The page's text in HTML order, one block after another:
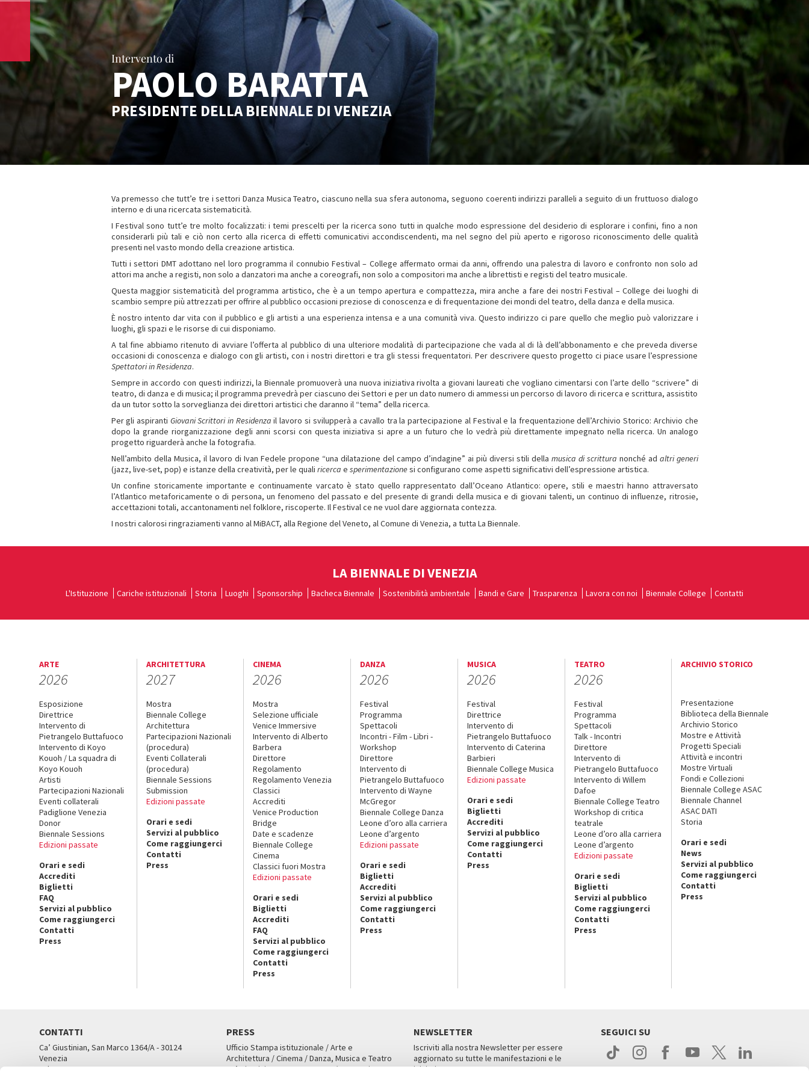
Intervento di
PAOLO BARATTA
PRESIDENTE DELLA BIENNALE DI VENEZIA
Va premesso che tutt’e tre i settori Danza Musica Teatro, ciascuno nella sua sfera autonoma, seguono coerenti indirizzi paralleli a seguito di un fruttuoso dialogo
interno e di una ricercata sistematicità.
I Festival sono tutt’e tre molto focalizzati: i temi prescelti per la ricerca sono tutti in qualche modo espressione del desiderio di esplorare i confini, fino a non
considerarli più tali e ciò non certo alla ricerca di effetti comunicativi accondiscendenti, ma nel segno del più aperto e rigoroso riconoscimento delle qualità
presenti nel vasto mondo della creazione artistica.
Tutti i settori DMT adottano nel loro programma il connubio Festival – College affermato ormai da anni, offrendo una palestra di lavoro e confronto non solo ad
attori ma anche a registi, non solo a danzatori ma anche a coreografi, non solo a compositori ma anche a librettisti e registi del teatro musicale.
Questa maggior sistematicità del programma artistico, che è a un tempo apertura e compattezza, mira anche a fare dei nostri Festival – College dei luoghi di
scambio sempre più attrezzati per offrire al pubblico occasioni preziose di conoscenza e di frequentazione dei mondi del teatro, della danza e della musica.
È nostro intento dar vita con il pubblico e gli artisti a una esperienza intensa e a una comunità viva. Questo indirizzo ci pare quello che meglio può valorizzare i
luoghi, gli spazi e le risorse di cui disponiamo.
A tal fine abbiamo ritenuto di avviare l’offerta al pubblico di una ulteriore modalità di partecipazione che vada al di là dell’abbonamento e che preveda diverse
occasioni di conoscenza e dialogo con gli artisti, con i nostri direttori e tra gli stessi frequentatori. Per descrivere questo progetto ci piace usare l’espressione
Spettatori in Residenza.
Sempre in accordo con questi indirizzi, la Biennale promuoverà una nuova iniziativa rivolta a giovani laureati che vogliano cimentarsi con l’arte dello “scrivere” di
teatro, di danza e di musica; il programma prevedrà per ciascuno dei Settori e per un dato numero di ammessi un percorso di lavoro di ricerca e scrittura, assistito
da un tutor sotto la sorveglianza dei direttori artistici che daranno il “tema” della ricerca.
Per gli aspiranti Giovani Scrittori in Residenza il lavoro si svilupperà a cavallo tra la partecipazione al Festival e la frequentazione dell’Archivio Storico: Archivio che
dopo la grande riorganizzazione degli anni scorsi con questa iniziativa si apre a un futuro che lo vedrà più direttamente impegnato nella ricerca. Un analogo
progetto riguarderà anche la fotografia.
Nell’ambito della Musica, il lavoro di Ivan Fedele propone “una dilatazione del campo d’indagine” ai più diversi stili della musica di scrittura nonché ad altri generi
(jazz, live-set, pop) e istanze della creatività, per le quali ricerca e sperimentazionesi configurano come aspetti significativi dell’espressione artistica.
Un confine storicamente importante e continuamente varcato è stato quello rappresentato dall’Oceano Atlantico: opere, stili e maestri hanno attraversato
l’Atlantico metaforicamente o di persona, un fenomeno del passato e del presente di grandi della musica e di giovani talenti, un continuo di influenze, ritrosie,
accettazioni totali, accantonamenti nel folklore, riscoperte. Il Festival ce ne vuol dare aggiornata contezza.
I nostri calorosi ringraziamenti vanno al MiBACT, alla Regione del Veneto, al Comune di Venezia, a tutta La Biennale.
LA BIENNALE DI VENEZIA
L'Istituzione Cariche istituzionali Storia Luoghi Sponsorship Bacheca Biennale Sostenibilità ambientale Bandi e Gare Trasparenza Lavora con noi Biennale College Contatti
ARTE
2026
Esposizione
Direttrice
Intervento di
Pietrangelo Buttafuoco
Intervento di Koyo
Kouoh / La squadra di
Koyo Kouoh
Artisti
Partecipazioni Nazionali
Eventi collaterali
Padiglione Venezia
Donor
Biennale Sessions
Edizioni passate
Orari e sedi
Accrediti
Biglietti
FAQ
Servizi al pubblico
Come raggiungerci
Contatti
Press
ARCHITETTURA
2027
Mostra
Biennale College
Architettura
Partecipazioni Nazionali
(procedura)
Eventi Collaterali
(procedura)
Biennale Sessions
Submission
Edizioni passate
Orari e sedi
Servizi al pubblico
Come raggiungerci
Contatti
Press
CINEMA
2026
Mostra
Selezione ufficiale
Venice Immersive
Intervento di Alberto
Barbera
Direttore
Regolamento
Regolamento Venezia
Classici
Accrediti
Venice Production
Bridge
Date e scadenze
Biennale College
Cinema
Classici fuori Mostra
Edizioni passate
Orari e sedi
Biglietti
Accrediti
FAQ
Servizi al pubblico
Come raggiungerci
Contatti
Press
DANZA
2026
Festival
Programma
Spettacoli
Incontri - Film - Libri -
Workshop
Direttore
Intervento di
Pietrangelo Buttafuoco
Intervento di Wayne
McGregor
Biennale College Danza
Leone d’oro alla carriera
Leone d’argento
Edizioni passate
Orari e sedi
Biglietti
Accrediti
Servizi al pubblico
Come raggiungerci
Contatti
Press
MUSICA
2026
Festival
Direttrice
Intervento di
Pietrangelo Buttafuoco
Intervento di Caterina
Barbieri
Biennale College Musica
Edizioni passate
Orari e sedi
Biglietti
Accrediti
Servizi al pubblico
Come raggiungerci
Contatti
Press
TEATRO
2026
Festival
Programma
Spettacoli
Talk - Incontri
Direttore
Intervento di
Pietrangelo Buttafuoco
Intervento di Willem
Dafoe
Biennale College Teatro
Workshop di critica
teatrale
Leone d’oro alla carriera
Leone d’argento
Edizioni passate
Orari e sedi
Biglietti
Servizi al pubblico
Come raggiungerci
Contatti
Press
ARCHIVIO STORICO
Presentazione
Biblioteca della Biennale
Archivio Storico
Mostre e Attività
Progetti Speciali
Attività e incontri
Mostre Virtuali
Fondi e Collezioni
Biennale College ASAC
Biennale Channel
ASAC DATI
Storia
Orari e sedi
News
Servizi al pubblico
Come raggiungerci
Contatti
Press
CONTATTI
Ca’ Giustinian, San Marco 1364/A - 30124
Venezia
Tel. 041 5218711
PRESS
Ufficio Stampa istituzionale / Arte e
Architettura / Cinema / Danza, Musica e Teatro
Ca’ Giustinian, San Marco 1364/A, Venezia
NEWSLETTER
Iscriviti alla nostra Newsletter per essere
aggiornato su tutte le manifestazioni e le
iniziative.
SEGUICI SU